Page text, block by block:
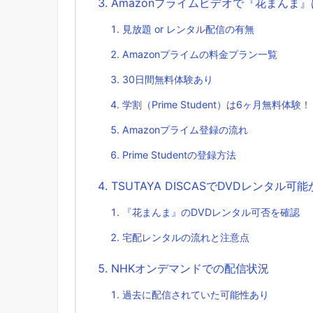
見放題 or レンタル配信の有無
Amazonプライムの料金プラン一覧
30日間無料体験あり
学割（Prime Student）は6ヶ月無料体験！
Amazonプライム登録の流れ
Prime Studentの登録方法
TSUTAYA DISCASでDVDレンタル可能
『花まんま』のDVDレンタル可否を確認
宅配レンタルの流れと注意点
NHKオンデマンドでの配信状況
過去に配信されていた可能性あり